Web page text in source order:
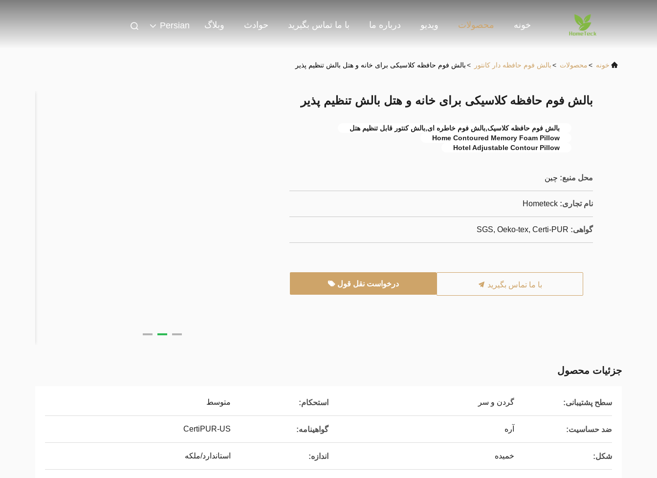
خونه محصولات ویدیو درباره ما با ما تماس بگیرید حوادث وبلاگ Persian
خونه >محصولات >بالش فوم حافظه دار کانتور >بالش فوم حافظه کلاسیکی برای خانه و هتل بالش تنظیم پذیر
بالش فوم حافظه کلاسیکی برای خانه و هتل بالش تنظیم پذیر
بالش فوم حافظه کلاسیک,بالش فوم خاطره ای,بالش کنتور قابل تنظیم هتل
Home Contoured Memory Foam Pillow
Hotel Adjustable Contour Pillow
محل منبع: چین
نام تجاری: Hometeck
گواهی: SGS, Oeko-tex, Certi-PUR
با ما تماس بگیرید درخواست نقل قول
جزئیات محصول
سطح پشتیبانی: گردن و سر استحکام: متوسط
ضد حساسیت: آره گواهینامه: CertiPUR-US
شکل: خمیده اندازه: استاندارد/ملکه